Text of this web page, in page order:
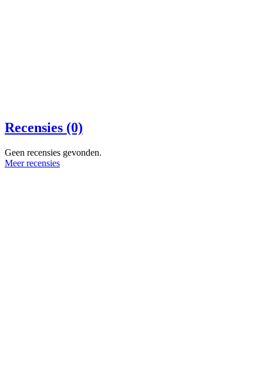
Recensies (0)
Geen recensies gevonden.
Meer recensies